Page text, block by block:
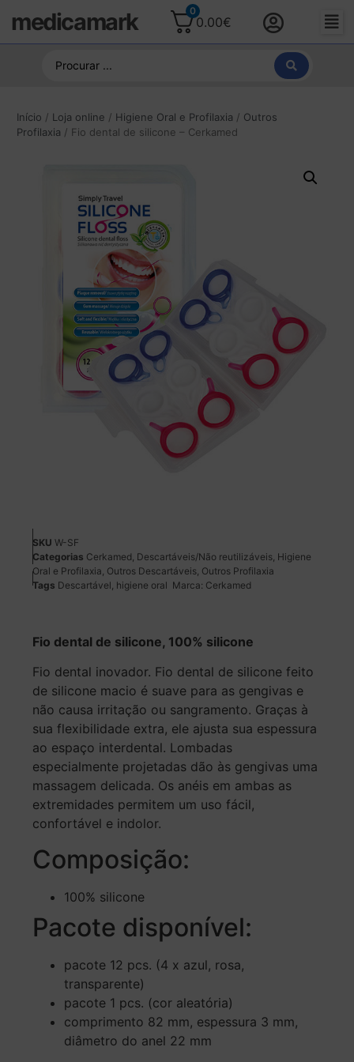
medicamark 0
0.00€
Início / Loja online / Higiene Oral e Profilaxia / Outros
Profilaxia / Fio dental de silicone – Cerkamed
SKU W-SF
Categorias Cerkamed Descartáveis/Não reutilizáveis Higiene
Oral e Profilaxia Outros Descartáveis Outros Profilaxia
Tags Descartável higiene oral Marca: Cerkamed
Fio dental de silicone, 100% silicone
Fio dental inovador. Fio dental de silicone feito
de silicone macio é suave para as gengivas e
não causa irritação ou sangramento. Graças à
sua flexibilidade extra, ele ajusta sua espessura
ao espaço interdental. Lombadas
especialmente projetadas dão às gengivas uma
massagem delicada. Os anéis em ambas as
extremidades permitem um uso fácil,
confortável e indolor.
Composição:
100% silicone
Pacote disponível:
pacote 12 pcs. (4 x azul, rosa,
transparente)
pacote 1 pcs. (cor aleatória)
comprimento 82 mm, espessura 3 mm,
diâmetro do anel 22 mm